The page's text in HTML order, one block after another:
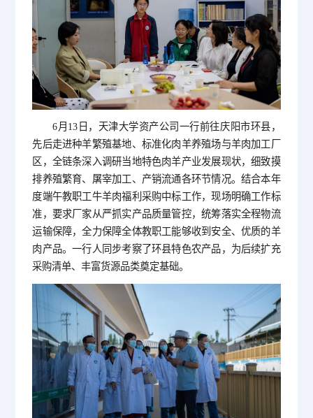
6月13日，天津大学资产公司一行前往庆阳市环县，
先后走进种羊繁殖基地、标准化肉羊养殖场与羊肉加工厂
区，全链条深入调研当地特色肉羊产业发展现状，细致摸
排养殖繁育、屠宰加工、产销流通各环节情况。结合本年
度端午教职工牛羊肉福利采购中标工作，现场明确工作标
准，要求厂家从严抓实产品质量管控，统筹落实全程物流
运输保障，全力保障全体教职工能够收到安全、优质的羊
肉产品。一行人同步考察了环县特色农产品，为后续扩充
采购清单、丰富货源品类奠定基础。